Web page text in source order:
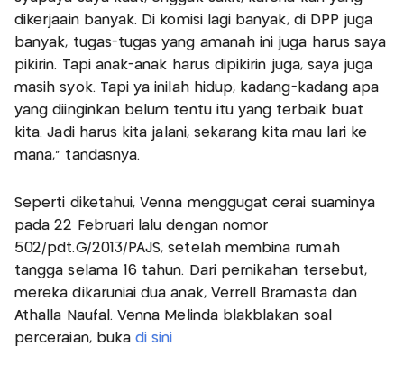
dikerjaain banyak. Di komisi lagi banyak, di DPP juga
banyak, tugas-tugas yang amanah ini juga harus saya
pikirin. Tapi anak-anak harus dipikirin juga, saya juga
masih syok. Tapi ya inilah hidup, kadang-kadang apa
yang diinginkan belum tentu itu yang terbaik buat
kita. Jadi harus kita jalani, sekarang kita mau lari ke
mana," tandasnya.
Seperti diketahui, Venna menggugat cerai suaminya
pada 22 Februari lalu dengan nomor
502/pdt.G/2013/PAJS, setelah membina rumah
tangga selama 16 tahun. Dari pernikahan tersebut,
mereka dikaruniai dua anak, Verrell Bramasta dan
Athalla Naufal. Venna Melinda blakblakan soal
perceraian, bukadi sini